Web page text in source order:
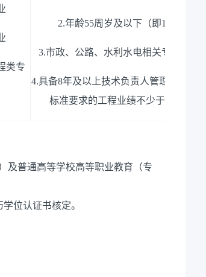
类专
2.年龄55周岁及以下（即1971
3.市政、公路、水利水电相关专业高级
4.具备8年及以上技术负责人管理经验，
标准要求的工程业绩不少于
及普通高等学校高等职业教育（专
位认证书核定。